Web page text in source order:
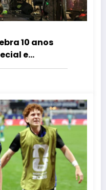
10 anos
e
Horizonte